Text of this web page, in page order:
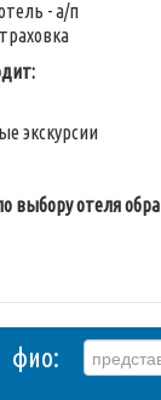
- отель - а/п
страховка
экскурсии
выбору отеля
фио: